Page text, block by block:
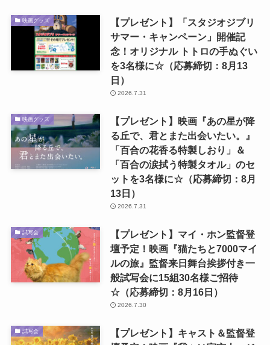
映画グッズ
【プレゼント】「スタジオジブリ
サマー・キャンペーン」開催記
念！オリジナル トトロの手ぬぐい
を3名様に☆（応募締切：8月13
日）
2026.7.31
映画グッズ
【プレゼント】映画『あの星が降
る丘で、君とまた出会いたい。』
「百合の花香る特製しおり」＆
「百合の涙拭う特製タオル」のセ
ットを3名様に☆（応募締切：8月
13日）
2026.7.31
試写会
【プレゼント】マイ・ホン監督登
壇予定！映画『猫たちと7000マイ
ルの旅』監督来日舞台挨拶付き一
般試写会に15組30名様ご招待
☆（応募締切：8月16日）
2026.7.30
試写会
【プレゼント】キャスト＆監督登